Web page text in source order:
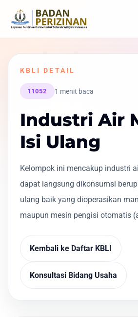
KBLI DETAIL
11052 1 menit baca
Industri Air
Isi Ulang
Kelompok ini mencakup industri
dapat langsung dikonsumsi
ulang baik yang dioperasikan
maupun mesin pengisi otomatis
Kembali ke Daftar KBLI
Konsultasi Bidang Usaha